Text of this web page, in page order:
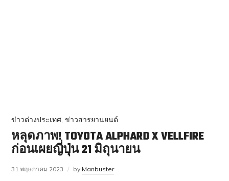
ข่าวต่างประเทศ,ข่าวสารยานยนต์
หลุดภาพ! TOYOTA ALPHARD X VELLFIRE
ก่อนเผยญี่ปุ่น 21 มิถุนายน
31 พฤษภาคม 2023 by Manbuster